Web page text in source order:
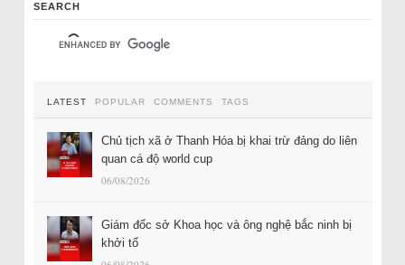
SEARCH
LATEST POPULAR COMMENTS TAGS
Chủ tịch xã ở Thanh Hóa bị khai trừ đảng do liên
quan cá độ world cup
06/08/2026
Giám đốc sở Khoa học và ông nghệ bắc ninh bị
khởi tố